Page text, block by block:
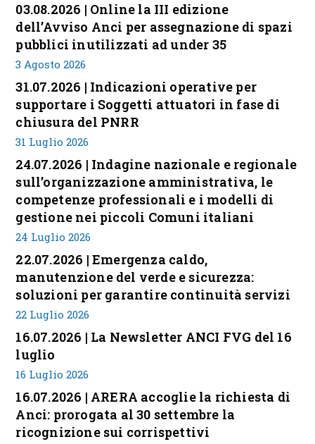
03.08.2026 | Online la III edizione
dell’Avviso Anci per assegnazione di spazi
pubblici inutilizzati ad under 35
3 Agosto 2026
31.07.2026 | Indicazioni operative per
supportare i Soggetti attuatori in fase di
chiusura del PNRR
31 Luglio 2026
24.07.2026 | Indagine nazionale e regionale
sull’organizzazione amministrativa, le
competenze professionali e i modelli di
gestione nei piccoli Comuni italiani
24 Luglio 2026
22.07.2026 | Emergenza caldo,
manutenzione del verde e sicurezza:
soluzioni per garantire continuità servizi
22 Luglio 2026
16.07.2026 | La Newsletter ANCI FVG del 16
luglio
16 Luglio 2026
16.07.2026 | ARERA accoglie la richiesta di
Anci: prorogata al 30 settembre la
ricognizione sui corrispettivi